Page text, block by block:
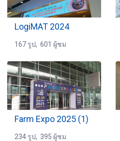
LogiMAT 2024
167 รูป, 601 ผู้ชม
Farm Expo 2025 (1)
234 รูป, 395 ผู้ชม